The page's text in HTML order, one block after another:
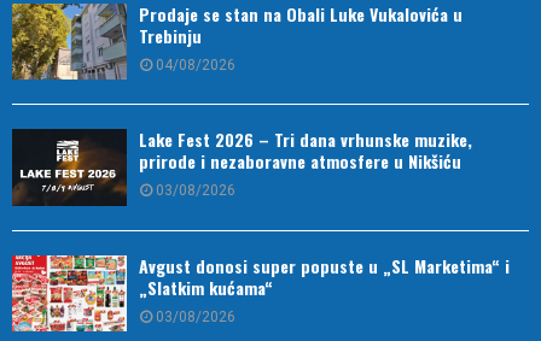
Prodaje se stan na Obali Luke Vukalovića u
Trebinju
04/08/2026
Lake Fest 2026 – Tri dana vrhunske muzike,
prirode i nezaboravne atmosfere u Nikšiću
03/08/2026
Avgust donosi super popuste u „SL Marketima“ i
„Slatkim kućama“
03/08/2026